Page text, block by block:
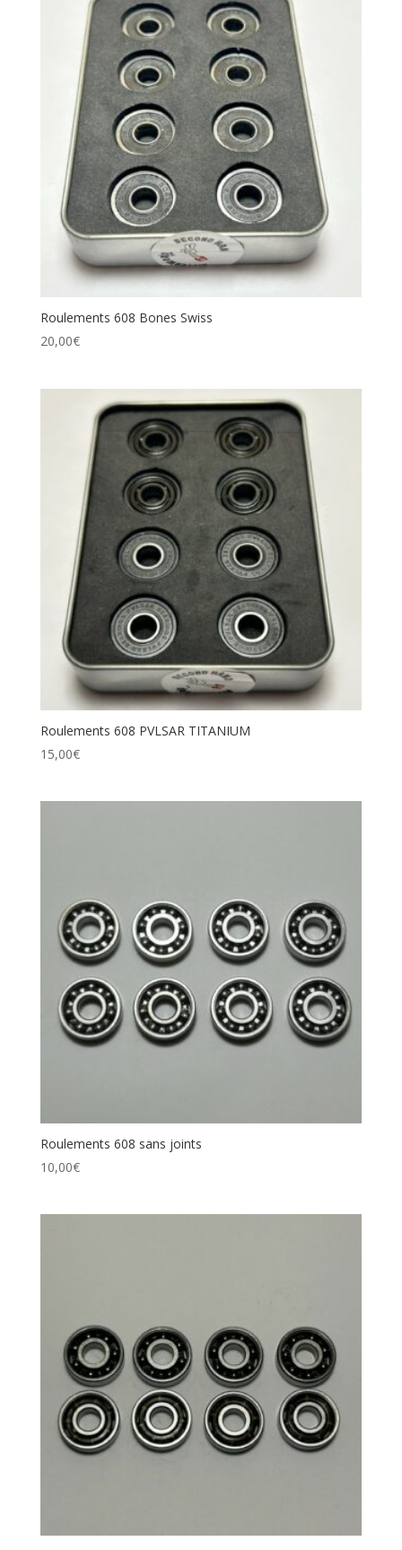
Roulements 608 Bones Swiss
20,00€
Roulements 608 PVLSAR TITANIUM
15,00€
Roulements 608 sans joints
10,00€